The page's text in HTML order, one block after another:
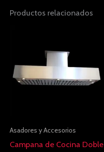
Productos relacionados
Asadores y Accesorios
Campana de Cocina Doble